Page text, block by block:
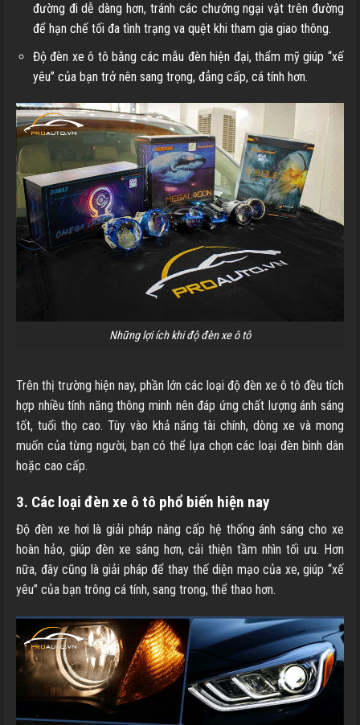
đường đi dễ dàng hơn, tránh các chướng ngại vật trên đường
để hạn chế tối đa tình trạng va quệt khi tham gia giao thông.
Độ đèn xe ô tô bằng các mẫu đèn hiện đại, thẩm mỹ giúp “xế
yêu” của bạn trở nên sang trọng, đẳng cấp, cá tính hơn.
Những lợi ích khi độ đèn xe ô tô
Trên thị trường hiện nay, phần lớn các loại độ đèn xe ô tô đều tích
hợp nhiều tính năng thông minh nên đáp ứng chất lượng ánh sáng
tốt, tuổi thọ cao. Tùy vào khả năng tài chính, dòng xe và mong
muốn của từng người, bạn có thể lựa chọn các loại đèn bình dân
hoặc cao cấp.
3. Các loại đèn xe ô tô phổ biến hiện nay
Độ đèn xe hơi là giải pháp nâng cấp hệ thống ánh sáng cho xe
hoàn hảo, giúp đèn xe sáng hơn, cải thiện tầm nhìn tối ưu. Hơn
nữa, đây cũng là giải pháp để thay thế diện mạo của xe, giúp “xế
yêu” của bạn trông cá tính, sang trong, thể thao hơn.